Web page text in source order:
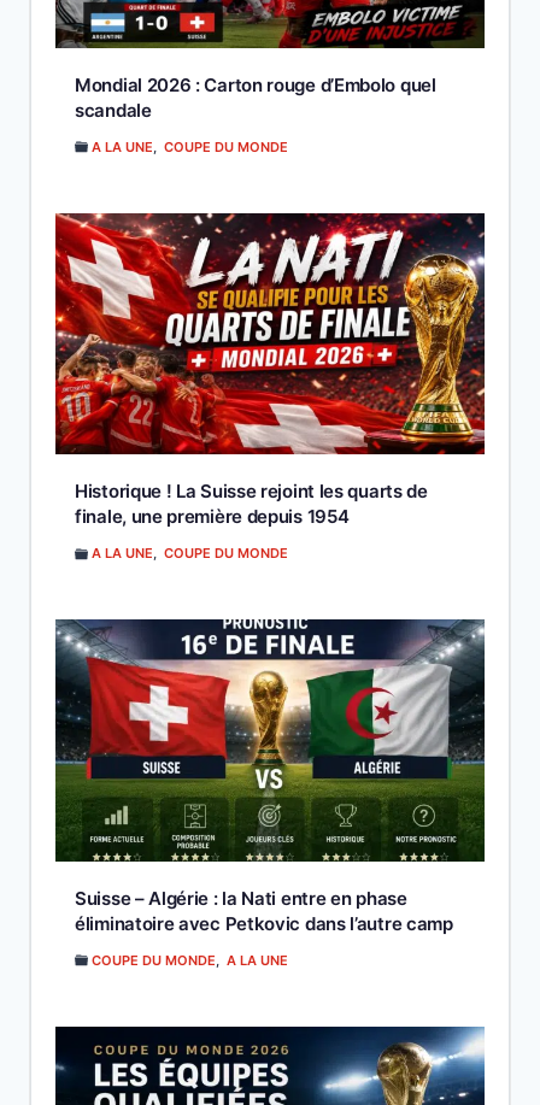
Mondial 2026 : Carton rouge d’Embolo quel
scandale
A LA UNE, COUPE DU MONDE
Historique ! La Suisse rejoint les quarts de
finale, une première depuis 1954
A LA UNE, COUPE DU MONDE
Suisse – Algérie : la Nati entre en phase
éliminatoire avec Petkovic dans l’autre camp
COUPE DU MONDE A LA UNE